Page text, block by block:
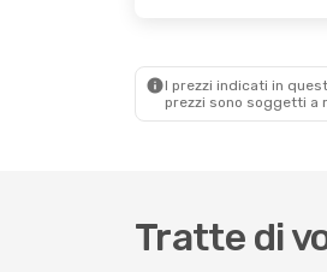
I prezzi indicati in
prezzi sono soggetti a
Tratte di